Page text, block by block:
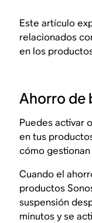
Este artículo
relacionados
en los
Ahorro de
Puedes activar
en tus
cómo
Cuando el
productos
suspensión
minutos y se